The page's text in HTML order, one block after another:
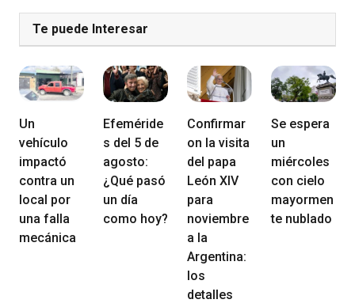
Te puede Interesar
Un
vehículo
impactó
contra un
local por
una falla
mecánica
Efeméride
s del 5 de
agosto:
¿Qué pasó
un día
como hoy?
Confirmar
on la visita
del papa
León XIV
para
noviembre
a la
Argentina:
los
detalles
Se espera
un
miércoles
con cielo
mayormen
te nublado